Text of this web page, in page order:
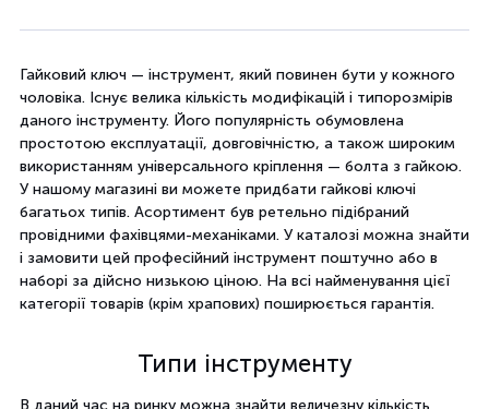
Гайковий ключ — інструмент, який повинен бути у кожного
чоловіка. Існує велика кількість модифікацій і типорозмірів
даного інструменту. Його популярність обумовлена ​​
простотою експлуатації, довговічністю, а також широким
використанням універсального кріплення — болта з гайкою.
У нашому магазині ви можете придбати гайкові ключі
багатьох типів. Асортимент був ретельно підібраний
провідними фахівцями-механіками. У каталозі можна знайти
і замовити цей професійний інструмент поштучно або в
наборі за дійсно низькою ціною. На всі найменування цієї
категорії товарів (крім храпових) поширюється гарантія.
Типи інструменту
В даний час на ринку можна знайти величезну кількість